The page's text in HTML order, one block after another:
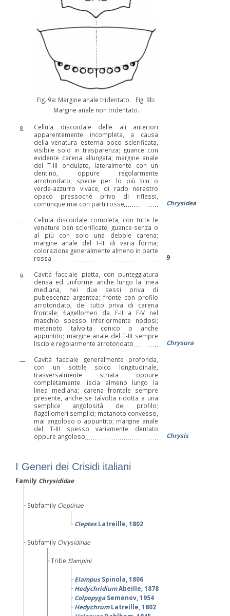
Fig. 9a: Margine anale tridentato. Fig. 9b:
Margine anale non tridentato.
8.
Cellula discoidale delle ali anteriori
apparentemente incompleta, a causa
della venatura esterna poco sclerificata,
visibile solo in trasparenza; guance con
evidente carena allungata; margine anale
del T-III ondulato, lateralmente con un
dentino, oppure regolarmente
arrotondato; specie per lo più blu o
verde-azzurro vivace, di rado nerastro
opaco pressoché privo di riflessi,
comunque mai con parti rosse
Chrysidea
—
Cellula discoidale completa, con tutte le
venature ben sclerificate; guance senza o
al più con solo una debole carena;
margine anale del T-III di varia forma;
colorazione generalmente almeno in parte
rossa
9
9.
Cavità facciale piatta, con punteggiatura
densa ed uniforme anche lungo la linea
mediana, nei due sessi priva di
pubescenza argentea; fronte con profilo
arrotondato, del tutto priva di carena
frontale; flagellomeri da F-II a F-V nel
maschio spesso inferiormente nodosi;
metanoto talvolta conico o anche
appuntito; margine anale del T-III sempre
liscio e regolarmente arrotondato
Chrysura
—
Cavità facciale generalmente profonda,
con un sottile solco longitudinale,
trasversalmente striata oppure
completamente liscia almeno lungo la
linea mediana; carena frontale sempre
presente, anche se talvolta ridotta a una
semplice angolosità del profilo;
flagellomeri semplici; metanoto convesso,
mai angoloso o appuntito; margine anale
del T-III spesso variamente dentato
oppure angoloso
Chrysis
I Generi dei Crisidi italiani
Family Chrysididae
Subfamily Cleptinae
CleptesLatreille, 1802
Subfamily Chrysidinae
Tribe Elampini
ElampusSpinola, 1806
HedychridiumAbeille, 1878
ColpopygaSemenov, 1954
HedychrumLatreille, 1802